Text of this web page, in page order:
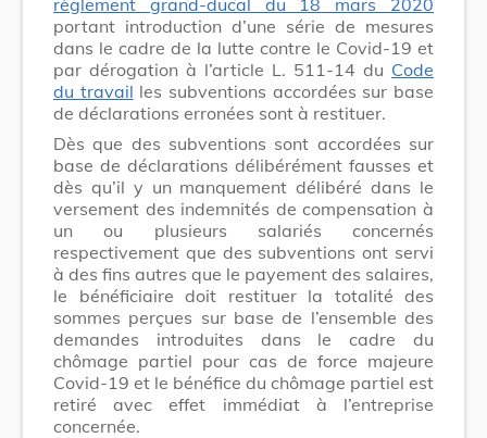
portant introduction d’une série de mesures
dans le cadre de la lutte contre le Covid-19 et
par dérogation à l’article L. 511-14 du Code
du travail les subventions accordées sur base
de déclarations erronées sont à restituer.
Dès que des subventions sont accordées sur
base de déclarations délibérément fausses et
dès qu’il y un manquement délibéré dans le
versement des indemnités de compensation à
un ou plusieurs salariés concernés
respectivement que des subventions ont servi
à des fins autres que le payement des salaires,
le bénéficiaire doit restituer la totalité des
sommes perçues sur base de l’ensemble des
demandes introduites dans le cadre du
chômage partiel pour cas de force majeure
Covid-19 et le bénéfice du chômage partiel est
retiré avec effet immédiat à l’entreprise
concernée.